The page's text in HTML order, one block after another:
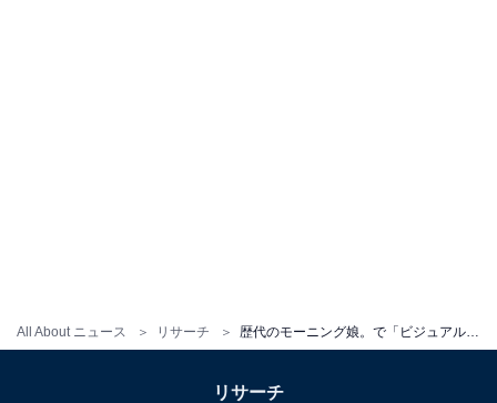
All About ニュース リサーチ 歴代のモーニング娘。で「ビジュアルがいい」と思うメンバーランキング！ 「後藤真希」に続く2位は？
リサーチ